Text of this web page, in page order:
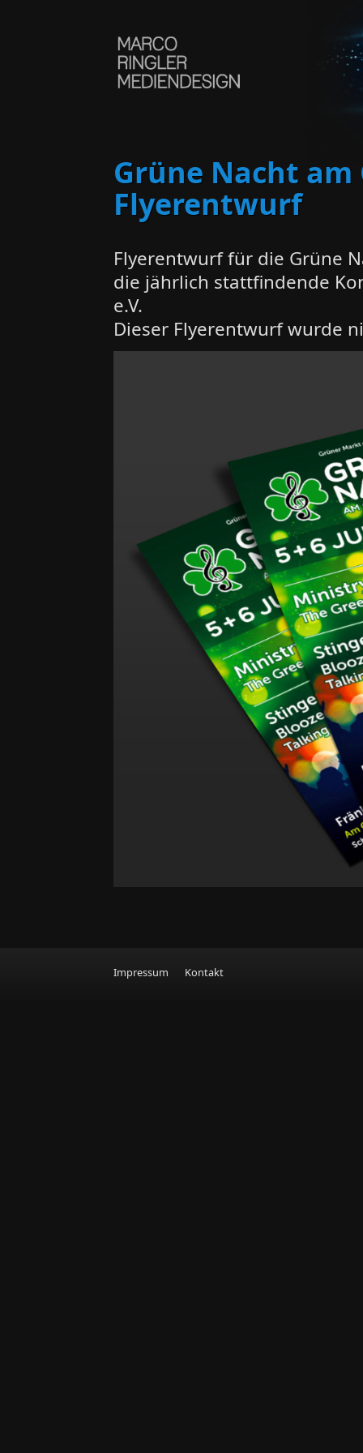
Grüne Nacht
Flyerentwurf
Flyerentwurf für die Grüne
die jährlich stattfindende
e.V.
Dieser Flyerentwurf wurde
Impressum Kontakt